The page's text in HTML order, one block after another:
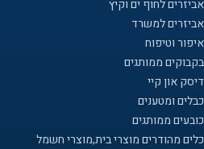
אביזרים לחוף ים וקיץ
אביזרים למשרד
איפור וטיפוח
בקבוקים ממותגים
דיסק און קיי
כבלים ומטענים
כובעים ממותגים
כלים מהודרים מוצרי בית,מוצרי חשמל